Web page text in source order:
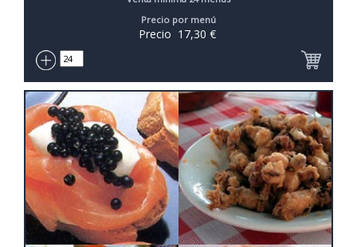
Precio por menú
Precio 17,30 €